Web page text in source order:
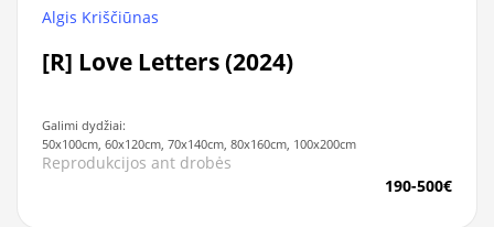
Algis Kriščiūnas
[R] Love Letters (2024)
Galimi dydžiai:
50x100cm, 60x120cm, 70x140cm, 80x160cm, 100x200cm
Reprodukcijos ant drobės
190-500€